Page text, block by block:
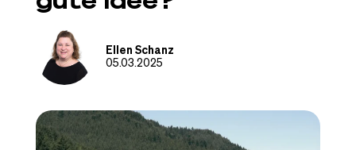
Ellen Schanz
05.03.2025